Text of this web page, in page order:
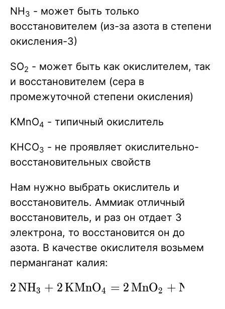
NH3 - может быть только
восстановителем (из-за азота в степени
окисления-3)
SO2 - может быть как окислителем, так
и восстановителем (сера в
промежуточной степени окисления)
KMnO4 - типичный окислитель
KHCO3 - не проявляет окислительно-
восстановительных свойств
Нам нужно выбрать окислитель и
восстановитель. Аммиак отличный
восстановитель, и раз он отдает 3
электрона, то восстановится он до
азота. В качестве окислителя возьмем
перманганат калия:
\ce{2NH3
2NHX
3 + 2KMnOX
4 = 2MnOX
2 + N